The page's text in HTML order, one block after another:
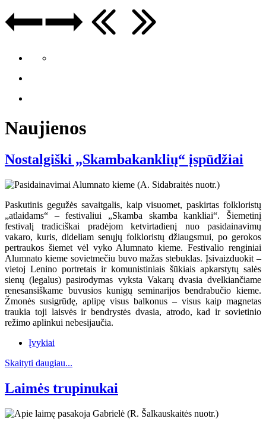
Naujienos
Nostalgiški „Skambakanklių“ įspūdžiai
Paskutinis gegužės savaitgalis, kaip visuomet, paskirtas folkloristų
„atlaidams“ – festivaliui „Skamba skamba kankliai“. Šiemetinį
festivalį tradiciškai pradėjom ketvirtadienį nuo pasidainavimų
vakaro, kuris, dideliam senųjų folkloristų džiaugsmui, po gerokos
pertraukos šiemet vėl vyko Alumnato kieme. Festivalio renginiai
Alumnato kieme sovietmečiu buvo mažas stebuklas. Įsivaizduokit –
vietoj Lenino portretais ir komunistiniais šūkiais apkarstytų salės
sienų (legalus) pasirodymas vyksta Vakarų dvasia dvelkiančiame
renesansiškame buvusios kunigų seminarijos bendrabučio kieme.
Žmonės susigrūdę, aplipę visus balkonus – visus kaip magnetas
traukia toji laisvės ir bendrystės dvasia, atrodo, kad ir sovietinio
režimo aplinkui nebesijaučia.
Įvykiai
Skaityti daugiau...
Laimės trupinukai